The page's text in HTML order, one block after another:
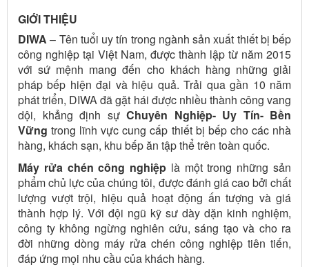
GIỚI THIỆU
DIWA – Tên tuổi uy tín trong ngành sản xuất thiết bị bếp
công nghiệp tại Việt Nam, được thành lập từ năm 2015
với sứ mệnh mang đến cho khách hàng những giải
pháp bếp hiện đại và hiệu quả. Trải qua gần 10 năm
phát triển, DIWA đã gặt hái được nhiều thành công vang
dội, khẳng định sự Chuyên Nghiệp- Uy Tín- Bền
Vững trong lĩnh vực cung cấp thiết bị bếp cho các nhà
hàng, khách sạn, khu bếp ăn tập thể trên toàn quốc.
Máy rửa chén công nghiệp là một trong những sản
phẩm chủ lực của chúng tôi, được đánh giá cao bởi chất
lượng vượt trội, hiệu quả hoạt động ấn tượng và giá
thành hợp lý. Với đội ngũ kỹ sư dày dặn kinh nghiệm,
công ty không ngừng nghiên cứu, sáng tạo và cho ra
đời những dòng máy rửa chén công nghiệp tiên tiến,
đáp ứng mọi nhu cầu của khách hàng.